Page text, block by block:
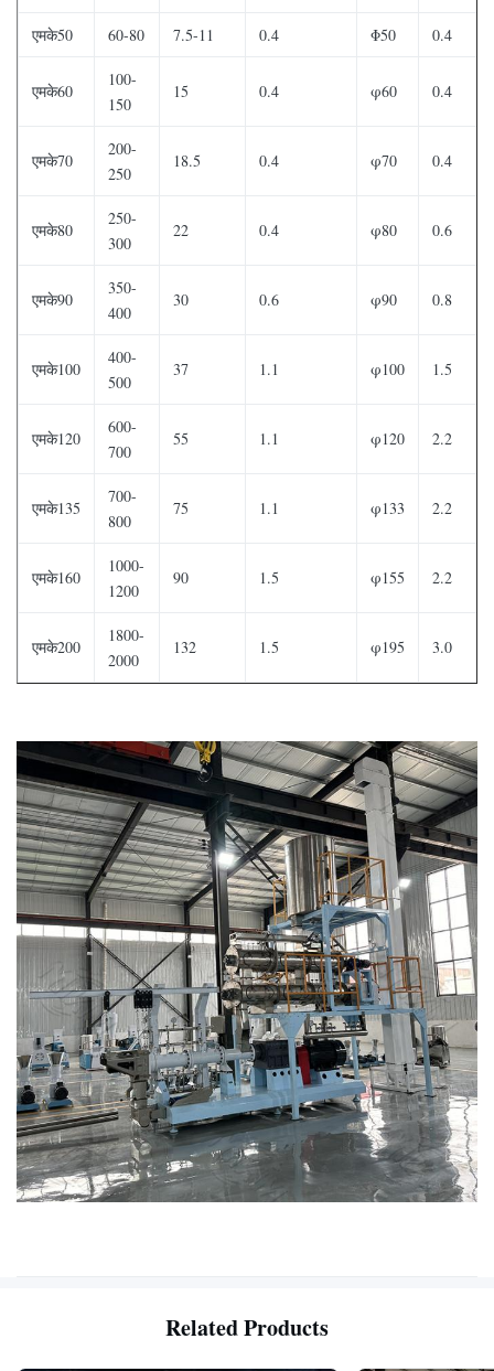
एमके50 60-80 7.5-11 0.4 Φ50 0.4
एमके60
100-
150
15 0.4 φ60 0.4
एमके70
200-
250
18.5 0.4 φ70 0.4
एमके80
250-
300
22 0.4 φ80 0.6
एमके90
350-
400
30 0.6 φ90 0.8
एमके100
400-
500
37 1.1 φ100 1.5
एमके120
600-
700
55 1.1 φ120 2.2
एमके135
700-
800
75 1.1 φ133 2.2
एमके160
1000-
1200
90 1.5 φ155 2.2
एमके200
1800-
2000
132 1.5 φ195 3.0
Related Products